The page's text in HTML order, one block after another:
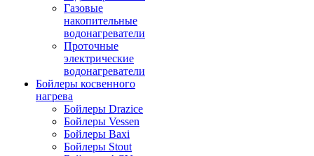
Газовые
накопительные
водонагреватели
Проточные
электрические
водонагреватели
Бойлеры косвенного
нагрева
Бойлеры Drazice
Бойлеры Vessen
Бойлеры Baxi
Бойлеры Stout